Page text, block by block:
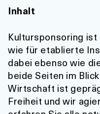
Inhalt
Kultursponsoring
wie für etablierte
dabei ebenso wie
beide Seiten im
Wirtschaft ist
Freiheit und wir